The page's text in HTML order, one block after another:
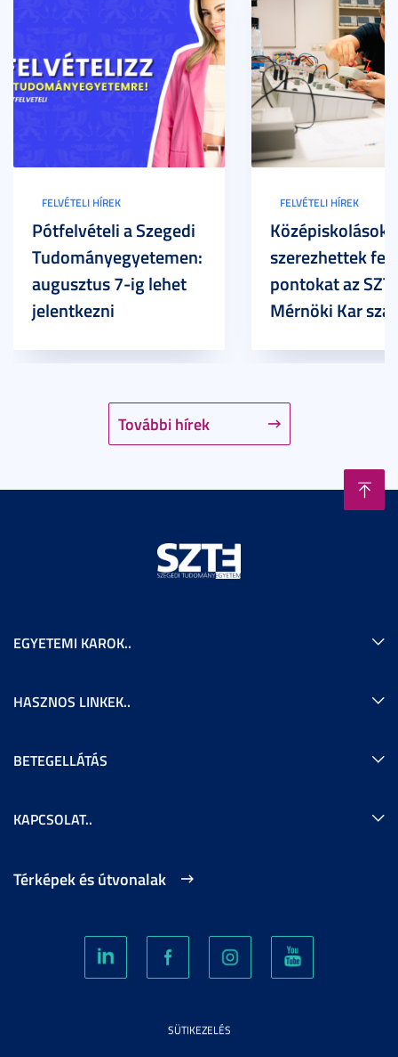
További hírek
FELVÉTELI HÍREK
Pótfelvételi a Szegedi
Tudományegyetemen:
augusztus 7-ig lehet
jelentkezni
FELVÉTELI HÍREK
Középiskolások
szerezhettek
pontokat az
Mérnöki Kar
EGYETEMI KAROK..
HASZNOS LINKEK..
BETEGELLÁTÁS
KAPCSOLAT..
Térképek és útvonalak
SÜTIKEZELÉS